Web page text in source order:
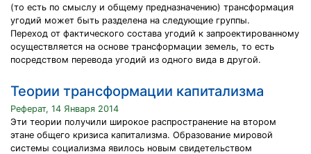
(то есть по смыслу и общему предназначению) трансформация
угодий может быть разделена на следующие группы.
Переход от фактического состава угодий к запроектированному
осуществляется на основе трансформации земель, то есть
посредством перевода угодий из одного вида в другой.
Теории трансформации капитализма
Реферат, 14 Января 2014
Эти теории получили широкое распространение на втором
этане общего кризиса капитализма. Образование мировой
системы социализма явилось новым свидетельством